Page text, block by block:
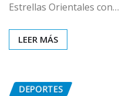
Estrellas Orientales con…
LEER MÁS
DEPORTES